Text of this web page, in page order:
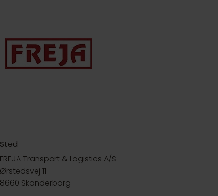
Sted
FREJA Transport & Logistics A/S
Ørstedsvej 11
8660 Skanderborg